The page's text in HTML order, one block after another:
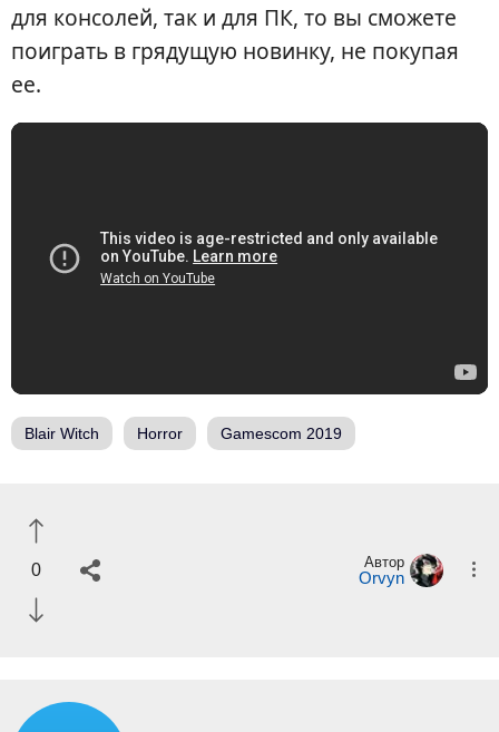
для консолей, так и для ПК, то вы сможете
поиграть в грядущую новинку, не покупая
ее.
Blair Witch Horror Gamescom 2019
0 Автор
Orvyn